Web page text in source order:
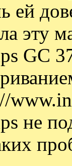
ей
эту
GC
не